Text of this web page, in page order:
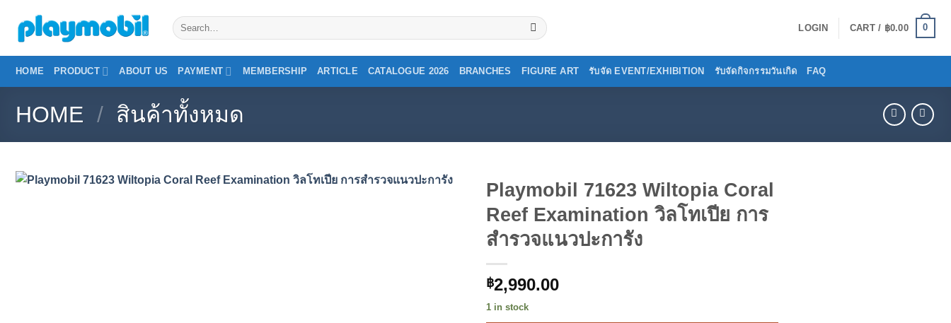
content
Search
for:
LOGIN CART / ฿0.00 0
HOME PRODUCT ABOUT US PAYMENT MEMBERSHIP ARTICLE CATALOGUE 2026 BRANCHES FIGURE ART รับจัด EVENT/EXHIBITION รับจัดกิจกรรมวันเกิด FAQ
HOME / สินค้าทั้งหมด
Playmobil 71623 Wiltopia Coral
Reef Examination วิลโทเปีย การ
สำรวจแนวปะการัง
฿2,990.00
1 in stock